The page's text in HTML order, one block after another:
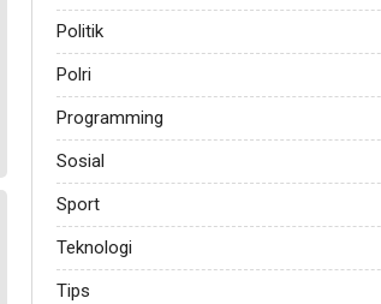
Politik
Polri
Programming
Sosial
Sport
Teknologi
Tips